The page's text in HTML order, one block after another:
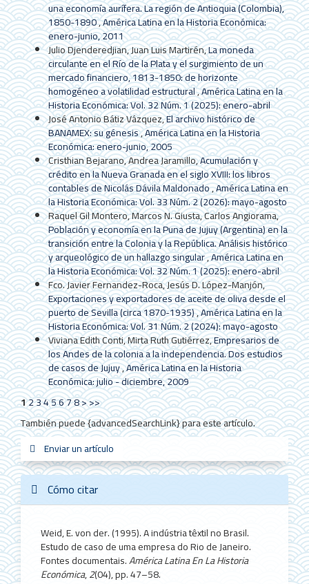
una economía aurífera. La región de Antioquia (Colombia),
1850-1890,América Latina en la Historia Económica:
enero-junio, 2011
Julio Djenderedjian, Juan Luis Martirén,La moneda
circulante en el Río de la Plata y el surgimiento de un
mercado financiero, 1813-1850: de horizonte
homogéneo a volatilidad estructural,América Latina en la
Historia Económica: Vol. 32 Núm. 1 (2025): enero-abril
José Antonio Bátiz Vázquez,El archivo histórico de
BANAMEX: su génesis,América Latina en la Historia
Económica: enero-junio, 2005
Cristhian Bejarano, Andrea Jaramillo,Acumulación y
crédito en la Nueva Granada en el siglo XVIII: los libros
contables de Nicolás Dávila Maldonado,América Latina en
la Historia Económica: Vol. 33 Núm. 2 (2026): mayo-agosto
Raquel Gil Montero, Marcos N. Giusta, Carlos Angiorama,
Población y economía en la Puna de Jujuy (Argentina) en la
transición entre la Colonia y la República. Análisis histórico
y arqueológico de un hallazgo singular,América Latina en
la Historia Económica: Vol. 32 Núm. 1 (2025): enero-abril
Fco. Javier Fernandez-Roca, Jesús D. López-Manjón,
Exportaciones y exportadores de aceite de oliva desde el
puerto de Sevilla (circa 1870-1935),América Latina en la
Historia Económica: Vol. 31 Núm. 2 (2024): mayo-agosto
Viviana Edith Conti, Mirta Ruth Gutiérrez,Empresarios de
los Andes de la colonia a la independencia. Dos estudios
de casos de Jujuy,América Latina en la Historia
Económica: julio - diciembre, 2009
12345678>>>
También puede {advancedSearchLink} para este artículo.
un
artículo
Enviar un artículo
Cómo citar
Weid, E. von der. (1995). A indústria têxtil no Brasil.
Estudo de caso de uma empresa do Rio de Janeiro.
Fontes documentais.América Latina En La Historia
Económica,2(04), pp. 47–58.
redes